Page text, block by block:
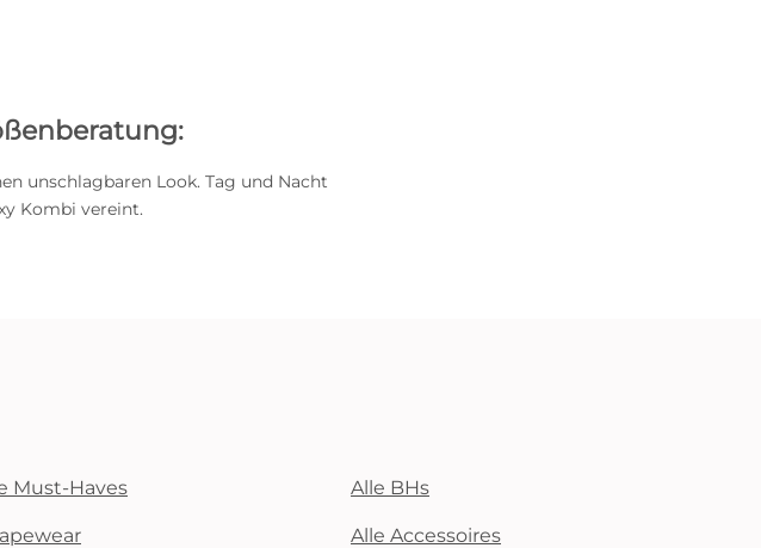
unschlagbaren Look. Tag und Nacht
Kombi vereint.
Must-Haves Alle BHs
Alle Accessoires